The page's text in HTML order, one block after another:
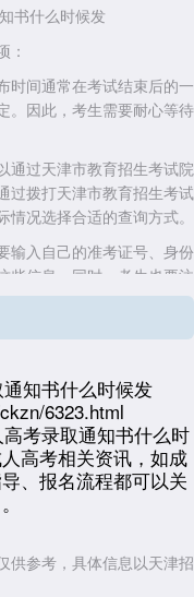
：
间通常在考试结束后的一
。因此，考生需要耐心等待
过天津市教育招生考试院
过拨打天津市教育招生考试
况选择合适的查询方式。
入自己的准考证号、身份
些信息。同时，考生也要注
分子利用。
站上查询到录取结果外，
保持通讯畅通，及时关注
意以下几点：首先，要选
，要准确输入自己的个人
准确;最后，要注意保护好
知书什么时候发
6323.html
考录取通知书什么时
高考相关资讯，如成
、报名流程都可以关
供参考，具体信息以天津招